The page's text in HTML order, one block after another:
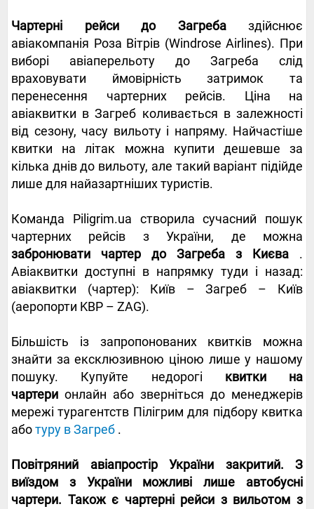
Чартерні рейси до Загребаздійснює
авіакомпанія Роза Вітрів (Windrose Airlines). При
виборі авіаперельоту до Загреба слід
враховувати ймовірність затримок та
перенесення чартерних рейсів. Ціна на
авіаквитки в Загреб коливається в залежності
від сезону, часу вильоту і напряму. Найчастіше
квитки на літак можна купити дешевше за
кілька днів до вильоту, але такий варіант підійде
лише для найазартніших туристів.
Команда Piligrim.ua створила сучасний пошук
чартерних рейсів з України, де можна
забронювати чартер до Загреба з Києва .
Авіаквитки доступні в напрямку туди і назад:
авіаквитки (чартер): Київ – Загреб – Київ
(аеропорти KBP – ZAG).
Більшість із запропонованих квитків можна
знайти за ексклюзивною ціною лише у нашому
пошуку. Купуйте недорогі квитки на
чартери онлайн або зверніться до менеджерів
мережі турагентств Пілігрим для підбору квитка
аботуру в Загреб .
Повітряний авіапростір України закритий. З
виїздом з України можливі лише автобусні
чартери. Також є чартерні рейси з вильотом з